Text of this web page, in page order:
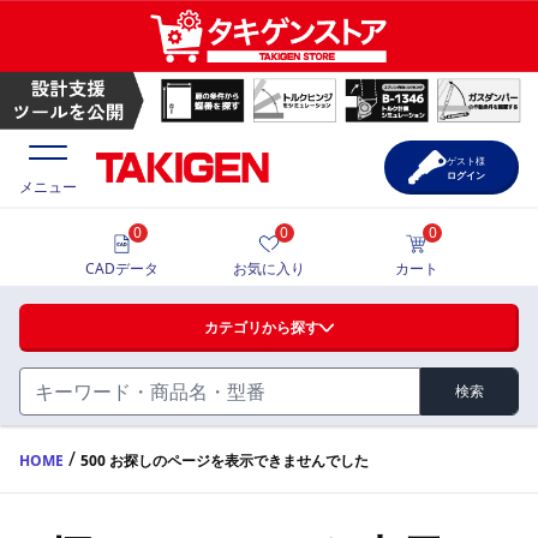
ハンドル・取手・つまみ・周辺機器
FA・A
蝶番・ステー・周辺機器
価格一覧
製品カタログ
メニュー
カテゴリから探す
検索
0
CADデータ
0
お気に入り
0
カート
ゲスト様
ログイン
HOME / 500 お探しのページを表示できませんでした